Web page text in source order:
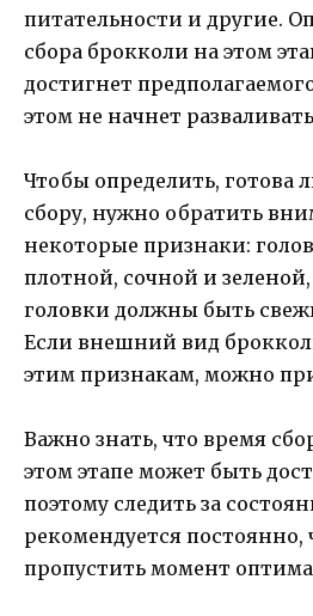
питательности и другие.
сбора брокколи на этом
достигнет
этом не начнет
Чтобы определить, готова
сбору, нужно обратить
некоторые признаки:
плотной, сочной и
головки должны быть
Если внешний вид
этим признакам, можно
Важно знать, что время
этом этапе может быть
поэтому следить за
рекомендуется постоянно,
пропустить момент